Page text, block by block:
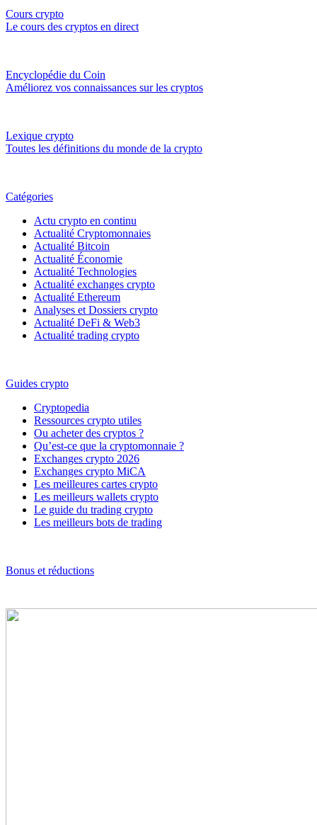
Cours crypto
Le cours des cryptos en direct
Encyclopédie du Coin
Améliorez vos connaissances sur les cryptos
Lexique crypto
Toutes les définitions du monde de la crypto
Catégories
Actu crypto en continu
Actualité Cryptomonnaies
Actualité Bitcoin
Actualité Économie
Actualité Technologies
Actualité exchanges crypto
Actualité Ethereum
Analyses et Dossiers crypto
Actualité DeFi & Web3
Actualité trading crypto
Guides crypto
Cryptopedia
Ressources crypto utiles
Ou acheter des cryptos ?
Qu’est-ce que la cryptomonnaie ?
Exchanges crypto 2026
Exchanges crypto MiCA
Les meilleures cartes crypto
Les meilleurs wallets crypto
Le guide du trading crypto
Les meilleurs bots de trading
Bonus et réductions